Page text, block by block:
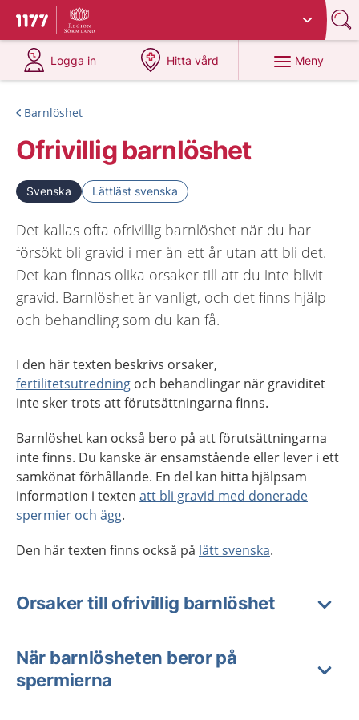
Till startsidan för 1177
Du har valt region
Logga in
på 1177.se
Hitta vård
på 1177.se
Meny
Barnlöshet
Ofrivillig barnlöshet
Svenska Lättläst svenska
Det kallas ofta ofrivillig barnlöshet när du har
försökt bli gravid i mer än ett år utan att bli det.
Det kan finnas olika orsaker till att du inte blivit
gravid. Barnlöshet är vanligt, och det finns hjälp
och behandling som du kan få.
I den här texten beskrivs orsaker,
fertilitetsutredning och behandlingar när graviditet
inte sker trots att förutsättningarna finns.
Barnlöshet kan också bero på att förutsättningarna
inte finns. Du kanske är ensamstående eller lever i ett
samkönat förhållande. En del kan hitta hjälpsam
information i texten att bli gravid med donerade
spermier och ägg.
Den här texten finns också på lätt svenska.
Orsaker till ofrivillig barnlöshet
När barnlösheten beror på
spermierna